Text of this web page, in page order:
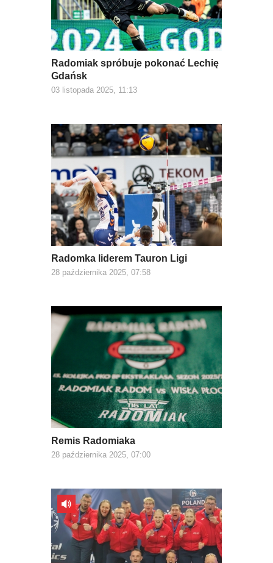
Radomiak spróbuje pokonać Lechię
Gdańsk
03 listopada 2025, 11:13
Radomka liderem Tauron Ligi
28 października 2025, 07:58
Remis Radomiaka
28 października 2025, 07:00